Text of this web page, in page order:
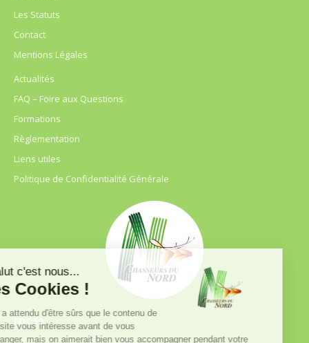
Les Statuts
Contact
Mentions Légales
Actualités
FAQ – Foire aux Questions
Formations
Règlementation
Liens utiles
Politique de Confidentialité Générale
FDC 59